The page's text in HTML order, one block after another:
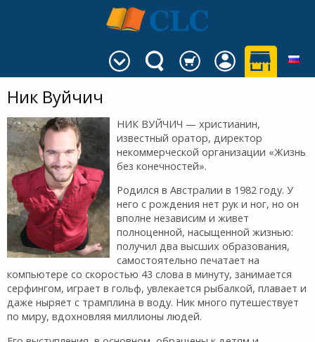
Ник Вуйчич
НИК ВУЙЧИЧ — христианин,
известный оратор, директор
некоммерческой организации «Жизнь
без конечностей».
Родился в Австралии в 1982 году. У
него с рождения нет рук и ног, но он
вполне независим и живет
полноценной, насыщенной жизнью:
получил два высших образования,
самостоятельно печатает на
компьютере со скоростью 43 слова в минуту, занимается
серфингом, играет в гольф, увлекается рыбалкой, плавает и
даже ныряет с трамплина в воду. Ник много путешествует
по миру, вдохновляя миллионы людей.